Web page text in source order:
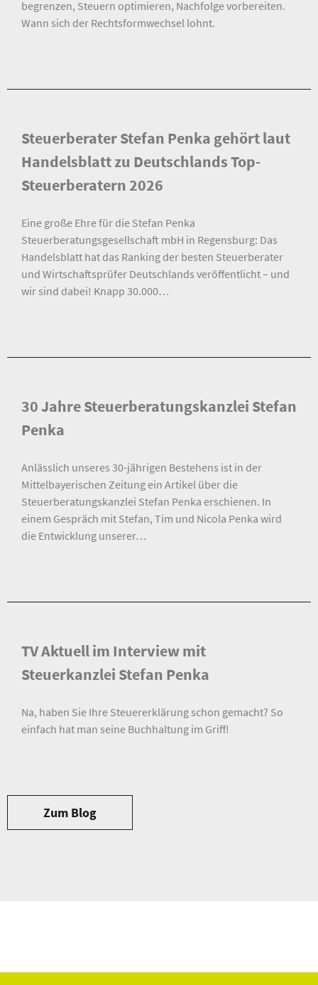
Zum Blog
begrenzen, Steuern optimieren, Nachfolge vorbereiten.
Wann sich der Rechtsformwechsel lohnt.
Steuerberater Stefan Penka gehört laut
Handelsblatt zu Deutschlands Top-
Steuerberatern 2026
Eine große Ehre für die Stefan Penka
Steuerberatungsgesellschaft mbH in Regensburg: Das
Handelsblatt hat das Ranking der besten Steuerberater
und Wirtschaftsprüfer Deutschlands veröffentlicht – und
wir sind dabei! Knapp 30.000…
30 Jahre Steuerberatungskanzlei Stefan
Penka
Anlässlich unseres 30-jährigen Bestehens ist in der
Mittelbayerischen Zeitung ein Artikel über die
Steuerberatungskanzlei Stefan Penka erschienen. In
einem Gespräch mit Stefan, Tim und Nicola Penka wird
die Entwicklung unserer…
TV Aktuell im Interview mit
Steuerkanzlei Stefan Penka
Na, haben Sie Ihre Steuererklärung schon gemacht? So
einfach hat man seine Buchhaltung im Griff!